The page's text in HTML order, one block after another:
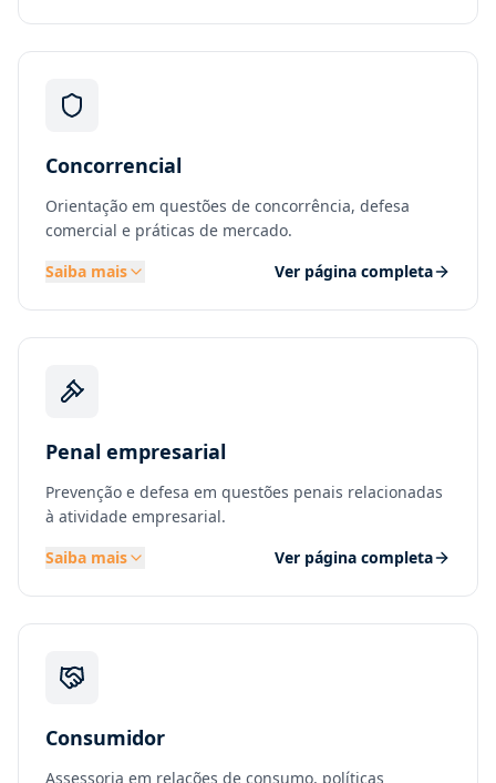
Concorrencial
Orientação em questões de concorrência, defesa
comercial e práticas de mercado.
Saiba mais
Ver página completa
Penal empresarial
Prevenção e defesa em questões penais relacionadas
à atividade empresarial.
Saiba mais
Ver página completa
Consumidor
Assessoria em relações de consumo, políticas